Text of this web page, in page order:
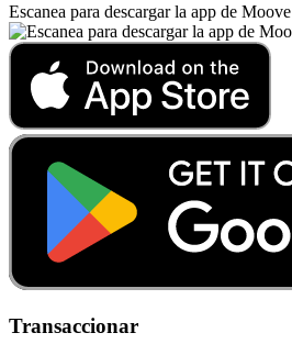
Escanea para descargar la app de Moove
Transaccionar